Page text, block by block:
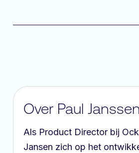
Over Paul Janssen
Als Product Director bij
Jansen zich op het